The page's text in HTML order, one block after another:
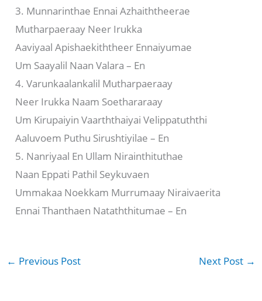
3. Munnarinthae Ennai Azhaiththeerae
Mutharpaeraay Neer Irukka
Aaviyaal Apishaekiththeer Ennaiyumae
Um Saayalil Naan Valara – En
4. Varunkaalankalil Mutharpaeraay
Neer Irukka Naam Soethararaay
Um Kirupaiyin Vaarththaiyai Velippatuththi
Aaluvoem Puthu Sirushtiyilae – En
5. Nanriyaal En Ullam Nirainthituthae
Naan Eppati Pathil Seykuvaen
Ummakaa Noekkam Murrumaay Niraivaerita
Ennai Thanthaen Nataththitumae – En
← Previous Post Next Post →